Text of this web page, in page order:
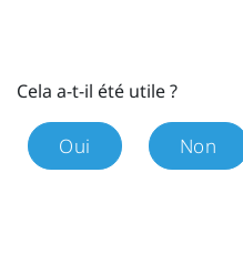
Cela a-t-il été utile ?
Oui Non